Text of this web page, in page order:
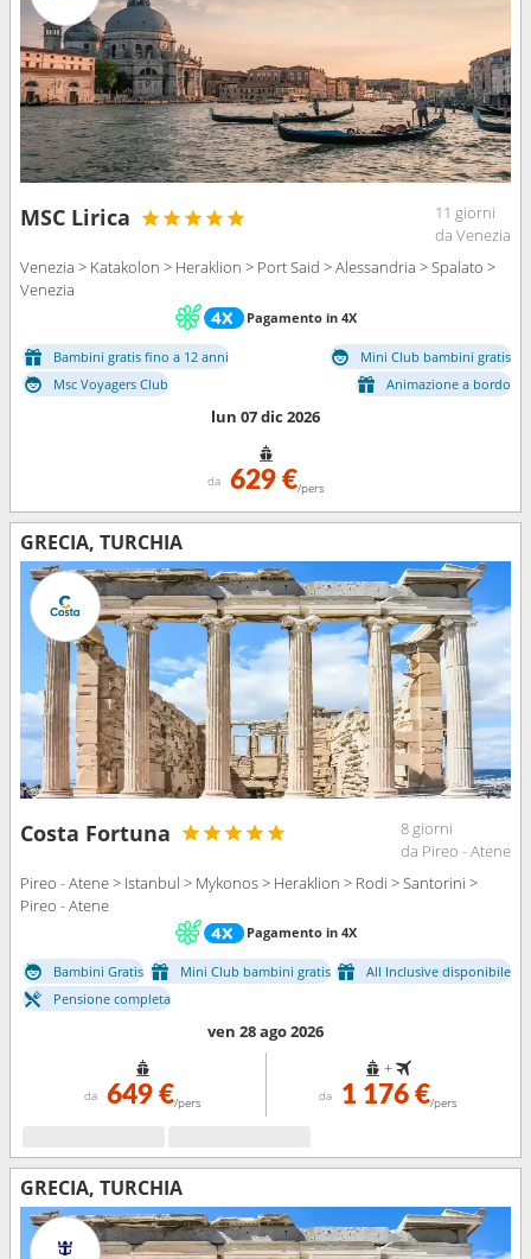
MSC Lirica
11 giorni
da Venezia
Venezia > Katakolon > Heraklion > Port Said > Alessandria > Spalato >
Venezia
Pagamento in 4X
Bambini gratis fino a 12 anni
Mini Club bambini gratis
Msc Voyagers Club
Animazione a bordo
lun 07 dic 2026
da 629 €/pers
GRECIA, TURCHIA
Costa Fortuna
8 giorni
da Pireo - Atene
Pireo - Atene > Istanbul > Mykonos > Heraklion > Rodi > Santorini >
Pireo - Atene
Pagamento in 4X
Bambini Gratis Mini Club bambini gratis
All Inclusive disponibile
Pensione completa
ven 28 ago 2026
da 649 €/pers
+
da 1 176 €/pers
GRECIA, TURCHIA